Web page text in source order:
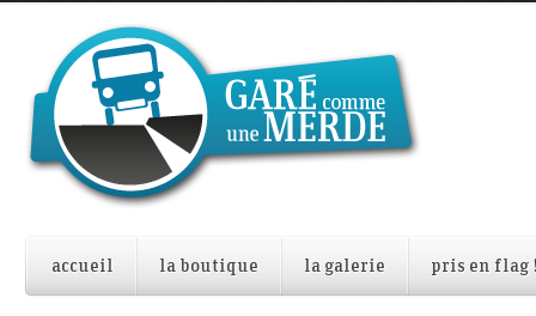
accueil la boutique la galerie pris en flag